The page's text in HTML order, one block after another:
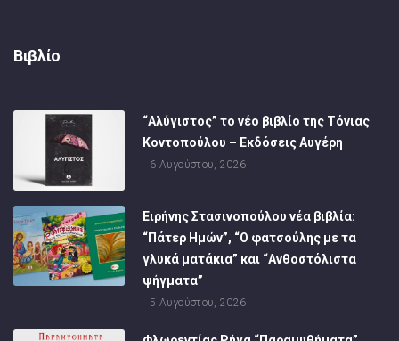
Βιβλίο
“Αλύγιστος” το νέο βιβλίο της Τόνιας
Κοντοπούλου – Εκδόσεις Αυγέρη
6 Αυγούστου, 2026
Ειρήνης Στασινοπούλου νέα βιβλία:
“Πάτερ Ημών”, “Ο φατσούλης με τα
γλυκά ματάκια” και “Ανθοστόλιστα
ψήγματα”
5 Αυγούστου, 2026